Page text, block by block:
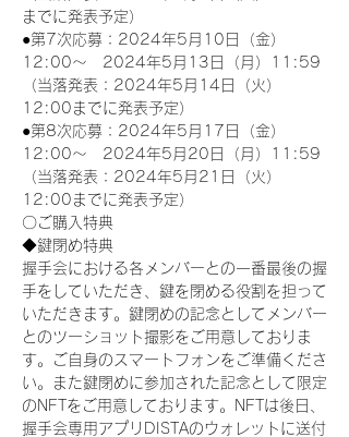
までに発表予定）
●第7次応募：2024年5月10日（金）
12:00～　2024年5月13日（月）11:59
（当落発表：2024年5月14日（火）
12:00までに発表予定）
●第8次応募：2024年5月17日（金）
12:00～　2024年5月20日（月）11:59
（当落発表：2024年5月21日（火）
12:00までに発表予定）
〇ご購入特典
◆鍵閉め特典
握手会における各メンバーとの一番最後の握
手をしていただき、鍵を閉める役割を担って
いただきます。鍵閉めの記念としてメンバー
とのツーショット撮影をご用意しておりま
す。ご自身のスマートフォンをご準備くださ
い。また鍵閉めに参加された記念として限定
のNFTをご用意しております。NFTは後日、
握手会専用アプリDISTAのウォレットに送付